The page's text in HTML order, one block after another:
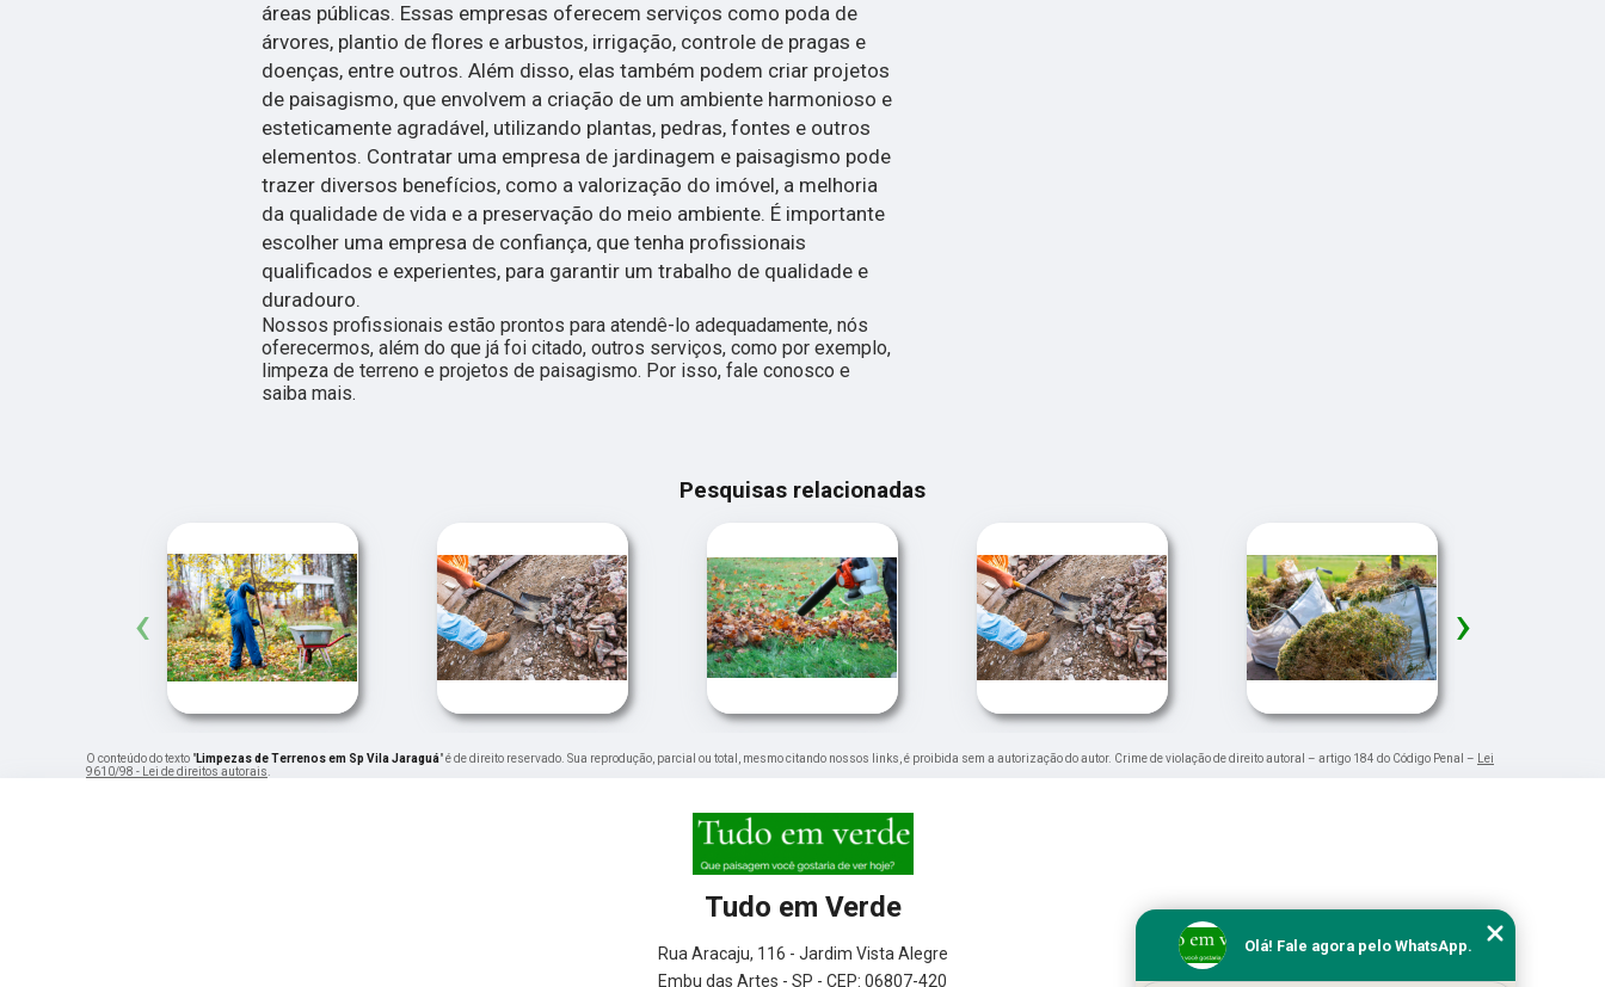
áreas públicas. Essas empresas oferecem serviços como poda de
árvores, plantio de flores e arbustos, irrigação, controle de pragas e
doenças, entre outros. Além disso, elas também podem criar projetos
de paisagismo, que envolvem a criação de um ambiente harmonioso e
esteticamente agradável, utilizando plantas, pedras, fontes e outros
elementos. Contratar uma empresa de jardinagem e paisagismo pode
trazer diversos benefícios, como a valorização do imóvel, a melhoria
da qualidade de vida e a preservação do meio ambiente. É importante
escolher uma empresa de confiança, que tenha profissionais
qualificados e experientes, para garantir um trabalho de qualidade e
duradouro.
Nossos profissionais estão prontos para atendê-lo adequadamente, nós
oferecermos, além do que já foi citado, outros serviços, como por exemplo,
limpeza de terreno e projetos de paisagismo. Por isso, fale conosco e
saiba mais.
Pesquisas relacionadas
‹ ›
O conteúdo do texto "Limpezas de Terrenos em Sp Vila Jaraguá" é de direito reservado. Sua reprodução, parcial ou total, mesmo citando nossos links, é proibida sem a autorização do autor. Crime de violação de direito autoral – artigo 184 do Código Penal – Lei
9610/98 - Lei de direitos autorais.
Tudo em Verde
Rua Aracaju, 116 - Jardim Vista Alegre
Embu das Artes - SP - CEP: 06807-420
Olá! Fale agora pelo WhatsApp.